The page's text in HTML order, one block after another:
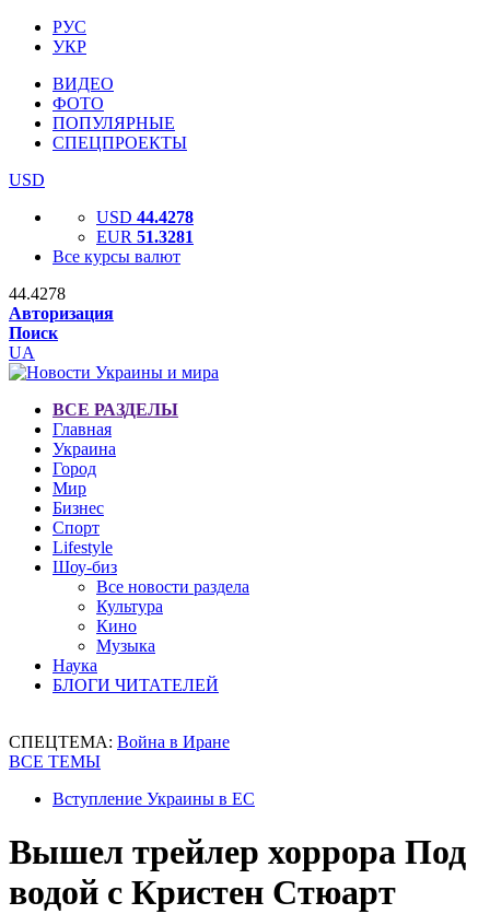
РУС
УКР
ВИДЕО
ФОТО
ПОПУЛЯРНЫЕ
СПЕЦПРОЕКТЫ
USD
USD 44.4278
EUR 51.3281
Все курсы валют
44.4278
Авторизация
Поиск
UA
ВСЕ РАЗДЕЛЫ
Главная
Украина
Город
Мир
Бизнес
Спорт
Lifestyle
Шоу-биз
Все новости раздела
Культура
Кино
Музыка
Наука
БЛОГИ ЧИТАТЕЛЕЙ
СПЕЦТЕМА: Война в Иране
ВСЕ ТЕМЫ
Вступление Украины в ЕС
Вышел трейлер хоррора Под
водой с Кристен Стюарт